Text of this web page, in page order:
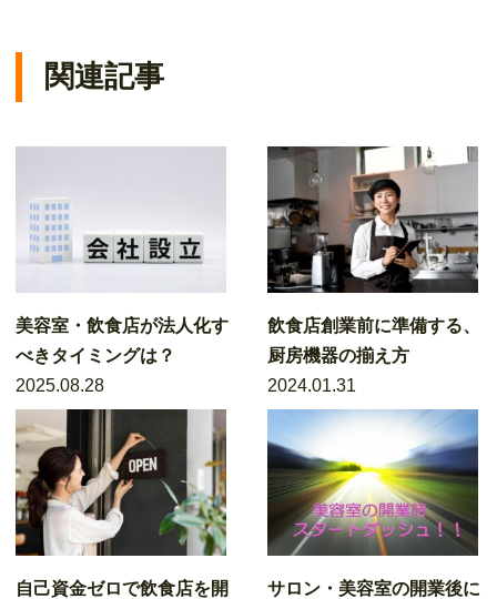
関連記事
美容室・飲食店が法人化す
べきタイミングは？
2025.08.28
飲食店創業前に準備する、
厨房機器の揃え方
2024.01.31
自己資金ゼロで飲食店を開
サロン・美容室の開業後に